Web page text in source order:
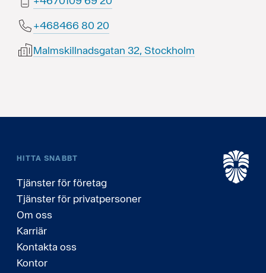
02 08 664864+
Malmskillnadsgatan 32, Stockholm
HITTA SNABBT
Tjänster för företag
Tjänster för privatpersoner
Om oss
Karriär
Kontakta oss
Kontor